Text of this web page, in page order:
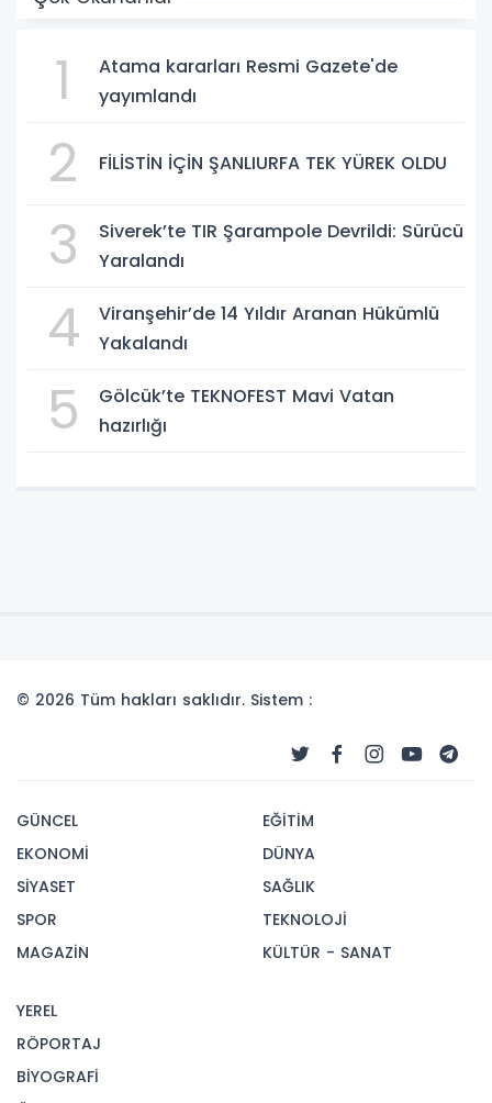
1
Atama kararları Resmi Gazete'de
yayımlandı
2 FİLİSTİN İÇİN ŞANLIURFA TEK YÜREK OLDU
3
Siverek’te TIR Şarampole Devrildi: Sürücü
Yaralandı
4
Viranşehir’de 14 Yıldır Aranan Hükümlü
Yakalandı
5
Gölcük’te TEKNOFEST Mavi Vatan
hazırlığı
© 2026 Tüm hakları saklıdır. Sistem :
GÜNCEL
EKONOMİ
SİYASET
SPOR
MAGAZİN
EĞİTİM
DÜNYA
SAĞLIK
TEKNOLOJİ
KÜLTÜR - SANAT
YEREL
RÖPORTAJ
BİYOGRAFİ